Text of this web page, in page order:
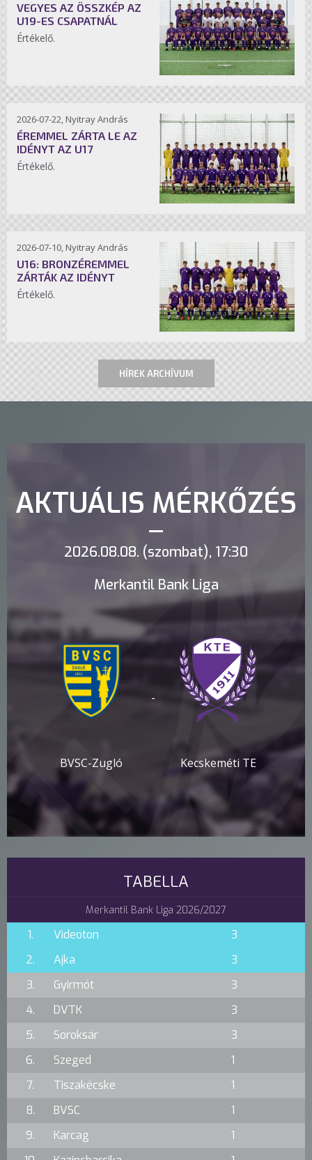
VEGYES AZ ÖSSZKÉP AZ
U19-ES CSAPATNÁL
Értékelő.
2026-07-22, Nyitray András
ÉREMMEL ZÁRTA LE AZ
IDÉNYT AZ U17
Értékelő.
2026-07-10, Nyitray András
U16: BRONZÉREMMEL
ZÁRTÁK AZ IDÉNYT
Értékelő.
HÍREK ARCHÍVUM
AKTUÁLIS MÉRKŐZÉS
2026.08.08. (szombat), 17:30
Merkantil Bank Liga
BVSC-Zugló
-
Kecskeméti TE
TABELLA
Merkantil Bank Liga 2026/2027
1. Videoton
3
2.
Ajka
3
3.
Gyirmót
3
4.
DVTK
3
5.
Soroksár
3
6.
Szeged
1
7.
Tiszakécske
1
8.
BVSC
1
9.
Karcag
1